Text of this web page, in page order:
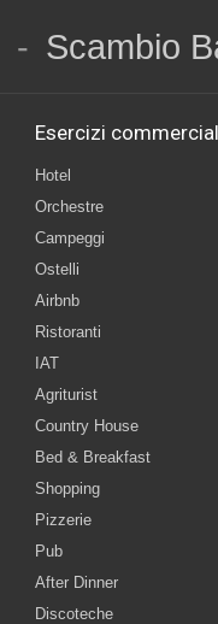
- Scambio
Esercizi
Hotel
Orchestre
Campeggi
Ostelli
Airbnb
Ristoranti
IAT
Agriturist
Country House
Bed & Breakfast
Shopping
Pizzerie
Pub
After Dinner
Discoteche